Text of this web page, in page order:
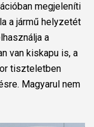
megjeleníti
a jármű helyzetét
a
van kiskapu is, a
tiszteletben
Magyarul nem